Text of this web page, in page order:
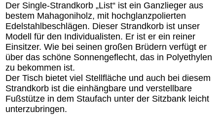
Der Single-Strandkorb „List“ ist ein Ganzlieger aus
bestem Mahagoniholz, mit hochglanzpolierten
Edelstahlbeschlägen. Dieser Strandkorb ist unser
Modell für den Individualisten. Er ist er ein reiner
Einsitzer. Wie bei seinen großen Brüdern verfügt er
über das schöne Sonnengeflecht, das in Polyethylen
zu bekommen ist.
Der Tisch bietet viel Stellfläche und auch bei diesem
Strandkorb ist die einhängbare und verstellbare
Fußstütze in dem Staufach unter der Sitzbank leicht
unterzubringen.